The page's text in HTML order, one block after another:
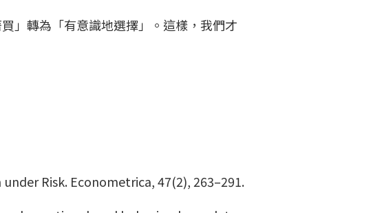
」轉為「有意識地選擇」。這樣，我們才
Risk. Econometrica, 47(2), 263–291.